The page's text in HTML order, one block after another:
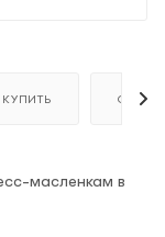
КУПИТЬ ОПЛАТА
масленкам в